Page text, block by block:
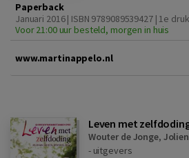
Paperback
Januari 2016 | ISBN 9789089539427 | 1e druk
Voor 21:00 uur besteld, morgen in huis
www.martinappelo.nl
Leven met
Wouter de Jonge,
- uitgevers